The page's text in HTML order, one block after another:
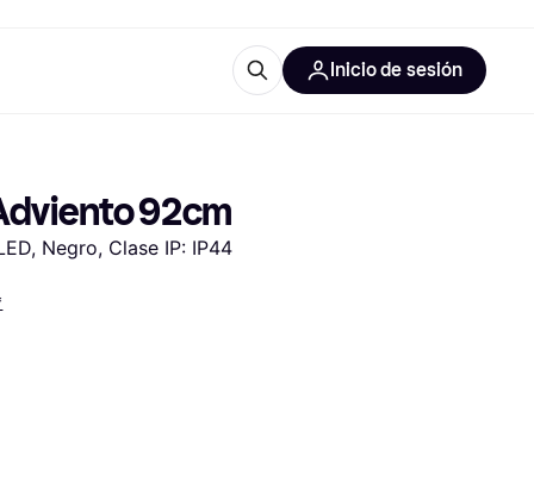
Inicio de sesión
92cm
Negro, Clase IP: IP44